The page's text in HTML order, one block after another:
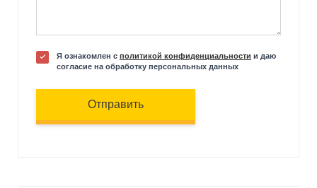
Я ознакомлен с политикой конфиденциальности и даю
согласие на обработку персональных данных
Отправить